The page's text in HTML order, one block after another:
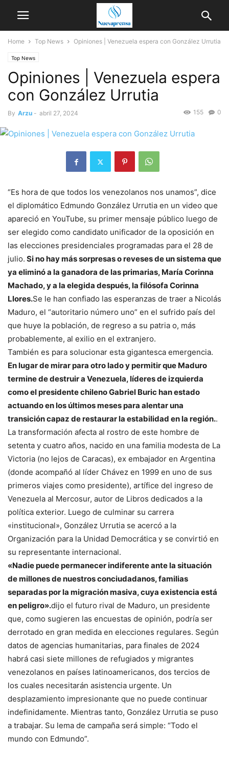
Home Top News Opiniones | Venezuela espera con González Urrutia
Top News
Opiniones | Venezuela espera
con González Urrutia
By Arzu - abril 27, 2024 0
155
“Es hora de que todos los venezolanos nos unamos”, dice
el diplomático Edmundo González Urrutia en un video que
apareció en YouTube, su primer mensaje público luego de
ser elegido como candidato unificador de la oposición en
las elecciones presidenciales programadas para el 28 de
julio. Si no hay más sorpresas o reveses de un sistema que
ya eliminó a la ganadora de las primarias, María Corinna
Machado, y a la elegida después, la filósofa Corinna
Llores.Se le han confiado las esperanzas de traer a Nicolás
Maduro, el “autoritario número uno” en el sufrido país del
que huye la población, de regreso a su patria o, más
probablemente, al exilio en el extranjero.
También es para solucionar esta gigantesca emergencia.
En lugar de mirar para otro lado y permitir que Maduro
termine de destruir a Venezuela, líderes de izquierda
como el presidente chileno Gabriel Buric han estado
actuando en los últimos meses para alentar una
transición capaz de restaurar la estabilidad en la región..
La transformación afecta al rostro de este hombre de
setenta y cuatro años, nacido en una familia modesta de La
Victoria (no lejos de Caracas), ex embajador en Argentina
(donde acompañó al líder Chávez en 1999 en uno de sus
primeros viajes como presidente), artífice del ingreso de
Venezuela al Mercosur, autor de Libros dedicados a la
política exterior. Luego de culminar su carrera
«institucional», González Urrutia se acercó a la
Organización para la Unidad Democrática y se convirtió en
su representante internacional.
«Nadie puede permanecer indiferente ante la situación
de millones de nuestros conciudadanos, familias
separadas por la migración masiva, cuya existencia está
en peligro».dijo el futuro rival de Maduro, un presidente
que, como sugieren las encuestas de opinión, podría ser
derrotado en gran medida en elecciones regulares. Según
datos de agencias humanitarias, para finales de 2024
habrá casi siete millones de refugiados y migrantes
venezolanos en países latinoamericanos, dos tercios de
los cuales necesitarán asistencia urgente. Un
desplazamiento impresionante que no puede continuar
indefinidamente. Mientras tanto, González Urrutia se puso
a trabajar. Su lema de campaña será simple: “Todo el
mundo con Edmundo”.